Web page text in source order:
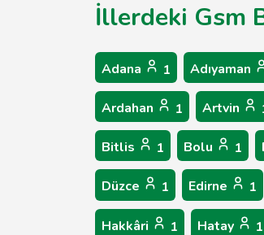
İllerdeki Gsm
Adana 1 Adıyaman
Ardahan 1 Artvin
Bitlis 1 Bolu 1
Düzce 1 Edirne 1
Hakkâri 1 Hatay 1